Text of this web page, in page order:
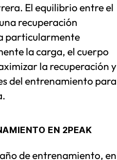
El equilibrio entre el
recuperación
particularmente
la carga, el cuerpo
la recuperación y
del entrenamiento para
EN 2PEAK
de entrenamiento, en